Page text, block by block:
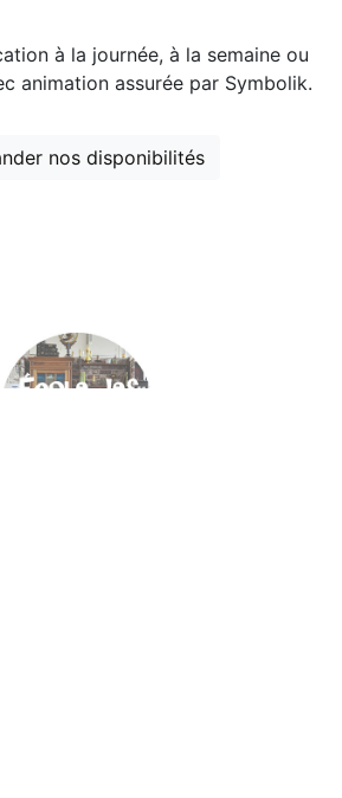
à la journée, à la semaine ou
animation assurée par Symbolik.
nos disponibilités